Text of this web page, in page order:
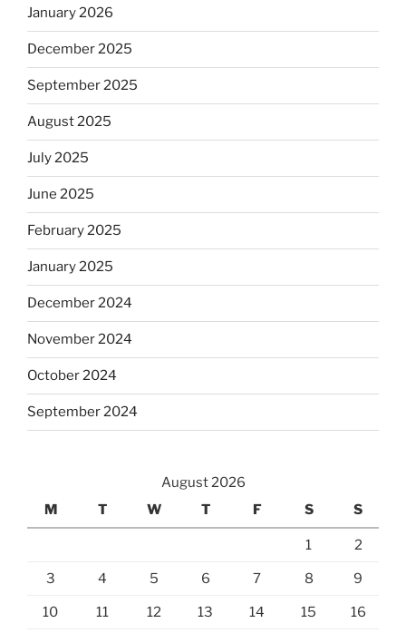
January 2026
December 2025
September 2025
August 2025
July 2025
June 2025
February 2025
January 2025
December 2024
November 2024
October 2024
September 2024
August 2026
M
T W T F S S
1 2
3 4 5 6 7 8 9
10 11 12 13 14 15 16